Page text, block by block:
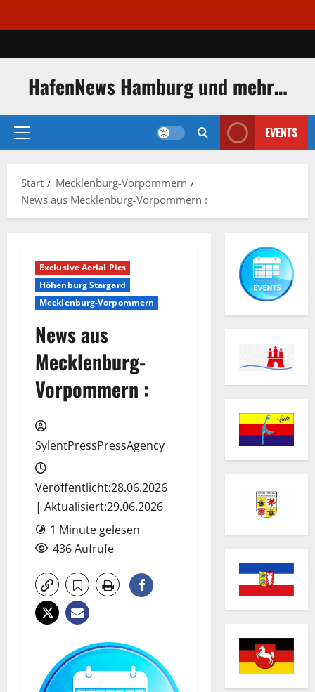
Inhalt
HafenNews Hamburg und mehr…
Primäres
EVENTS
Start
Mecklenburg-Vorpommern
News aus Mecklenburg-Vorpommern :
Exclusive Aerial Pics
Höhenburg Stargard
Mecklenburg-Vorpommern
News aus
Mecklenburg-
Vorpommern :
SylentPressPressAgency
Veröffentlicht:28.06.2026
| Aktualisiert:29.06.2026
1 Minute gelesen
436 Aufrufe